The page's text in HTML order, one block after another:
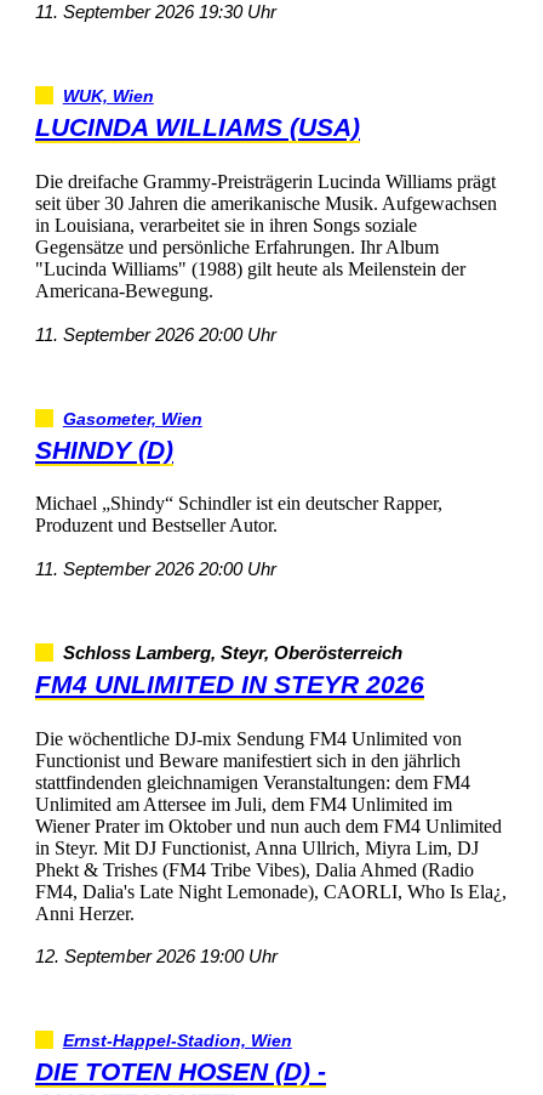
11.September202619:30Uhr
WUK,Wien
LUCINDAWILLIAMS(USA)
DiedreifacheGrammy-PreisträgerinLucindaWilliamsprägt
seitüber30JahrendieamerikanischeMusik.Aufgewachsen
inLouisiana,verarbeitetsieinihrenSongssoziale
GegensätzeundpersönlicheErfahrungen.IhrAlbum
"LucindaWilliams"(1988)giltheutealsMeilensteinder
Americana-Bewegung.
11.September202620:00Uhr
Gasometer,Wien
SHINDY(D)
Michael„Shindy“SchindleristeindeutscherRapper,
ProduzentundBestsellerAutor.
11.September202620:00Uhr
SchlossLamberg,Steyr,Oberösterreich
FM4UNLIMITEDINSTEYR2026
DiewöchentlicheDJ-mixSendungFM4Unlimitedvon
FunctionistundBewaremanifestiertsichindenjährlich
stattfindendengleichnamigenVeranstaltungen:demFM4
UnlimitedamAtterseeimJuli,demFM4Unlimitedim
WienerPraterimOktoberundnunauchdemFM4Unlimited
inSteyr.MitDJFunctionist,AnnaUllrich,MiyraLim,DJ
Phekt&Trishes(FM4TribeVibes),DaliaAhmed(Radio
FM4,Dalia'sLateNightLemonade),CAORLI,WhoIsEla¿,
AnniHerzer.
12.September202619:00Uhr
Ernst-Happel-Stadion,Wien
DIETOTENHOSEN(D)-